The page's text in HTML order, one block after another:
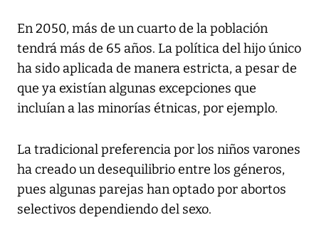
En 2050, más de un cuarto de la población
tendrá más de 65 años. La política del hijo único
ha sido aplicada de manera estricta, a pesar de
que ya existían algunas excepciones que
incluían a las minorías étnicas, por ejemplo.
La tradicional preferencia por los niños varones
ha creado un desequilibrio entre los géneros,
pues algunas parejas han optado por abortos
selectivos dependiendo del sexo.